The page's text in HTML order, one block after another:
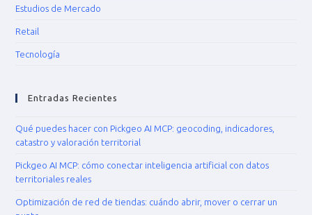
Estudios de Mercado
Retail
Tecnología
Entradas Recientes
Qué puedes hacer con Pickgeo AI MCP: geocoding, indicadores,
catastro y valoración territorial
Pickgeo AI MCP: cómo conectar inteligencia artificial con datos
territoriales reales
Optimización de red de tiendas: cuándo abrir, mover o cerrar un